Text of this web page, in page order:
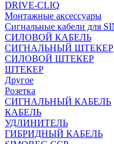
DRIVE-CLIQ
Монтажные аксессуары
Сигнальные кабели для
СИЛОВОЙ КАБЕЛЬ
СИГНАЛЬНЫЙ ШТЕКЕР
СИЛОВОЙ ШТЕКЕР
ШТЕКЕР
Другое
Розетка
СИГНАЛЬНЫЙ КАБЕЛЬ
КАБЕЛЬ
УДЛИНИТЕЛЬ
ГИБРИДНЫЙ КАБЕЛЬ